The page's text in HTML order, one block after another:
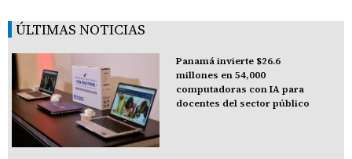
ÚLTIMAS NOTICIAS
Panamá invierte $26.6
millones en 54,000
computadoras con IA para
docentes del sector público